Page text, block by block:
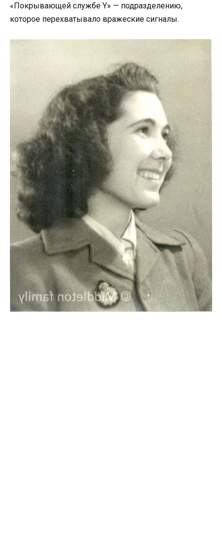
«Покрывающей службе Y» — подразделению,
которое перехватывало вражеские сигналы.